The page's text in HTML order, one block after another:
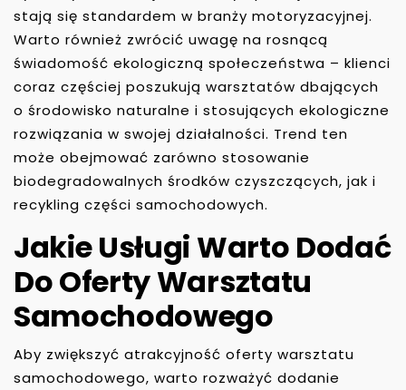
stają się standardem w branży motoryzacyjnej.
Warto również zwrócić uwagę na rosnącą
świadomość ekologiczną społeczeństwa – klienci
coraz częściej poszukują warsztatów dbających
o środowisko naturalne i stosujących ekologiczne
rozwiązania w swojej działalności. Trend ten
może obejmować zarówno stosowanie
biodegradowalnych środków czyszczących, jak i
recykling części samochodowych.
Jakie Usługi Warto Dodać
Do Oferty Warsztatu
Samochodowego
Aby zwiększyć atrakcyjność oferty warsztatu
samochodowego, warto rozważyć dodanie